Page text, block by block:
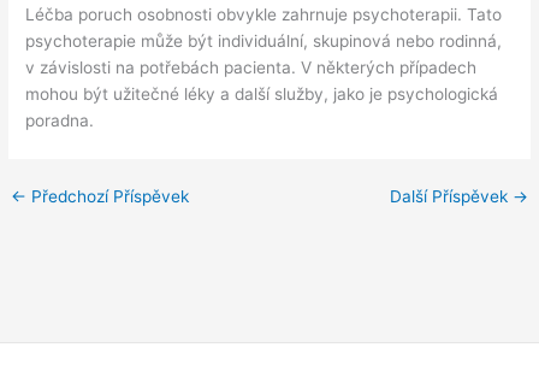
Léčba poruch osobnosti obvykle zahrnuje psychoterapii. Tato
psychoterapie může být individuální, skupinová nebo rodinná,
v závislosti na potřebách pacienta. V některých případech
mohou být užitečné léky a další služby, jako je psychologická
poradna.
← Předchozí Příspěvek Další Příspěvek →